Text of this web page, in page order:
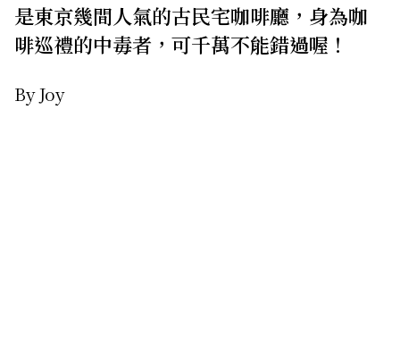
是東京幾間人氣的古民宅咖啡廳，身為咖
啡巡禮的中毒者，可千萬不能錯過喔！
By Joy